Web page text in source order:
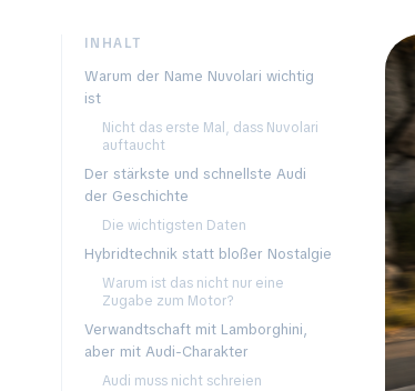
INHALT
Warum der Name Nuvolari wichtig
ist
Nicht das erste Mal, dass Nuvolari
auftaucht
Der stärkste und schnellste Audi
der Geschichte
Die wichtigsten Daten
Hybridtechnik statt bloßer Nostalgie
Warum ist das nicht nur eine
Zugabe zum Motor?
Verwandtschaft mit Lamborghini,
aber mit Audi-Charakter
Audi muss nicht schreien